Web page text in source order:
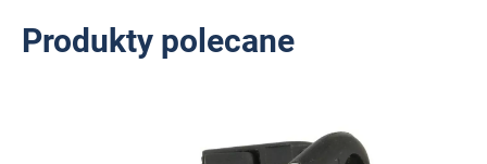
Produkty polecane